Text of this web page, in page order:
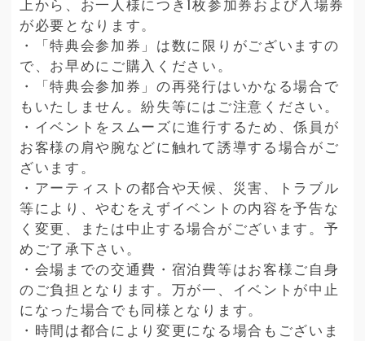
上から、お一人様につき1枚参加券および入場券
が必要となります。
・「特典会参加券」は数に限りがございますの
で、お早めにご購入ください。
・「特典会参加券」の再発行はいかなる場合で
もいたしません。紛失等にはご注意ください。
・イベントをスムーズに進行するため、係員が
お客様の肩や腕などに触れて誘導する場合がご
ざいます。
・アーティストの都合や天候、災害、トラブル
等により、やむをえずイベントの内容を予告な
く変更、または中止する場合がございます。予
めご了承下さい。
・会場までの交通費・宿泊費等はお客様ご自身
のご負担となります。万が一、イベントが中止
になった場合でも同様となります。
・時間は都合により変更になる場合もございま